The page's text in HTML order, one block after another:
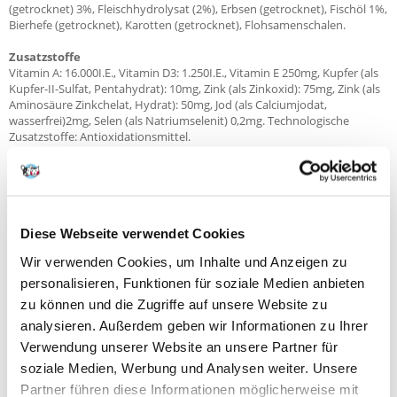
Diese Webseite verwendet Cookies
Wir verwenden Cookies, um Inhalte und Anzeigen zu
personalisieren, Funktionen für soziale Medien anbieten
zu können und die Zugriffe auf unsere Website zu
analysieren. Außerdem geben wir Informationen zu Ihrer
Verwendung unserer Website an unsere Partner für
soziale Medien, Werbung und Analysen weiter. Unsere
Partner führen diese Informationen möglicherweise mit
(getrocknet) 3%, Fleischhydrolysat (2%), Erbsen (getrocknet), Fischöl 1%,
Bierhefe (getrocknet), Karotten (getrocknet), Flohsamenschalen.
Zusatzstoffe
Vitamin A: 16.000I.E., Vitamin D3: 1.250I.E., Vitamin E 250mg, Kupfer (als
Kupfer-II-Sulfat, Pentahydrat): 10mg, Zink (als Zinkoxid): 75mg, Zink (als
Aminosäure Zinkchelat, Hydrat): 50mg, Jod (als Calciumjodat,
wasserfrei)2mg, Selen (als Natriumselenit) 0,2mg. Technologische
Zusatzstoffe: Antioxidationsmittel.
Nährwertangaben
Rohprotein 25 %
Rohasche 7,3 %
Phosphor 1 %
Kaloriengehalt / 100g: 403 kcal
Fütterungsempfehlung
ausschließlich Trockenfutter:
2-4 Monate --- Endgewicht des erwachsenen Hundes:
- 5kg: ca. 95g/Tag
- 10kg: ca. 165g/Tag